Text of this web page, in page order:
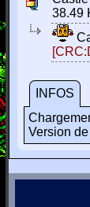
38.49
INFOS
Version de